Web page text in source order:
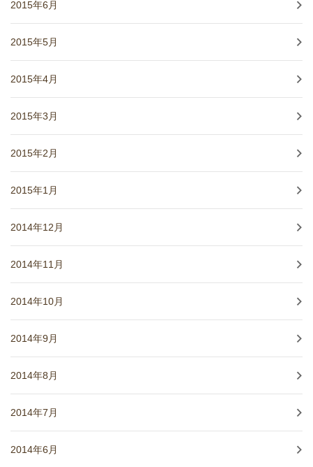
2015年6月
2015年5月
2015年4月
2015年3月
2015年2月
2015年1月
2014年12月
2014年11月
2014年10月
2014年9月
2014年8月
2014年7月
2014年6月